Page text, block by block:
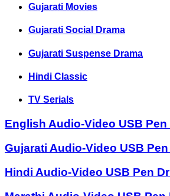
Gujarati Movies
Gujarati Social Drama
Gujarati Suspense Drama
Hindi Classic
TV Serials
English Audio-Video USB Pen
Gujarati Audio-Video USB
Hindi Audio-Video USB Pen